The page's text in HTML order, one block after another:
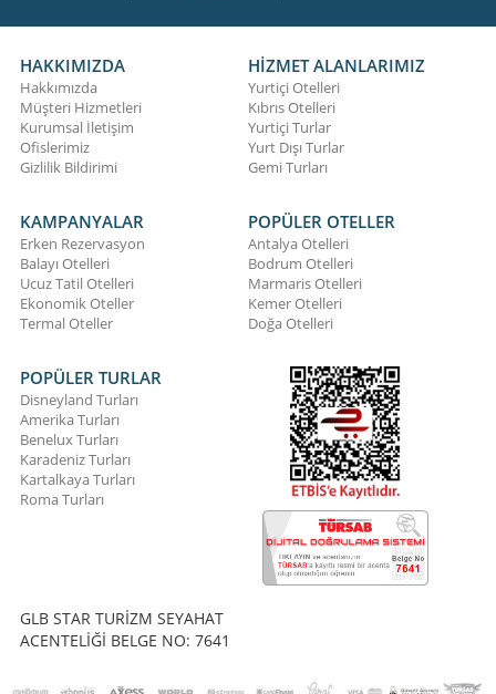
HAKKIMIZDA
Hakkımızda
Müşteri Hizmetleri
Kurumsal İletişim
Ofislerimiz
Gizlilik Bildirimi
HİZMET ALANLARIMIZ
Yurtiçi Otelleri
Kıbrıs Otelleri
Yurtiçi Turlar
Yurt Dışı Turlar
Gemi Turları
KAMPANYALAR
Erken Rezervasyon
Balayı Otelleri
Ucuz Tatil Otelleri
Ekonomik Oteller
Termal Oteller
POPÜLER OTELLER
Antalya Otelleri
Bodrum Otelleri
Marmaris Otelleri
Kemer Otelleri
Doğa Otelleri
POPÜLER TURLAR
Disneyland Turları
Amerika Turları
Benelux Turları
Karadeniz Turları
Kartalkaya Turları
Roma Turları
GLB STAR TURİZM SEYAHAT
ACENTELİĞİ BELGE NO: 7641